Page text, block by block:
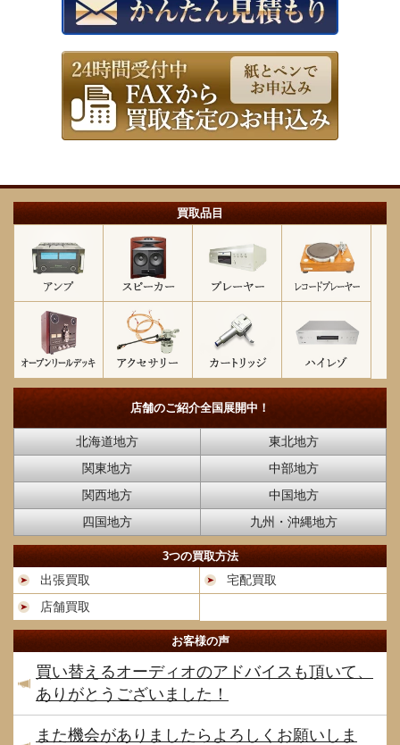
買取品目
店舗のご紹介全国展開中！
北海道地方
東北地方
関東地方
中部地方
関西地方
中国地方
四国地方
九州・沖縄地方
3つの買取方法
出張買取
宅配買取
店舗買取
お客様の声
買い替えるオーディオのアドバイスも頂いて、
ありがとうございました！
また機会がありましたらよろしくお願いしま